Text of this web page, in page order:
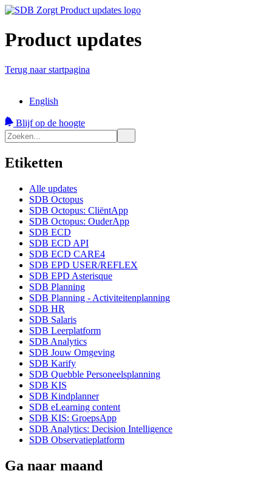
Product updates
Terug naar startpagina
English
Blijf op de hoogte
Etiketten
Alle updates
SDB Octopus
SDB Octopus: CliëntApp
SDB Octopus: OuderApp
SDB ECD
SDB ECD API
SDB ECD CARE4
SDB EPD USER/REFLEX
SDB EPD Asterisque
SDB Planning
SDB Planning - Activiteitenplanning
SDB HR
SDB Salaris
SDB Leerplatform
SDB Analytics
SDB Jouw Omgeving
SDB Karify
SDB Quebble Personeelsplanning
SDB KIS
SDB Kindplanner
SDB eLearning content
SDB KIS: GroepsApp
SDB Analytics: Decision Intelligence
SDB Observatieplatform
Ga naar maand